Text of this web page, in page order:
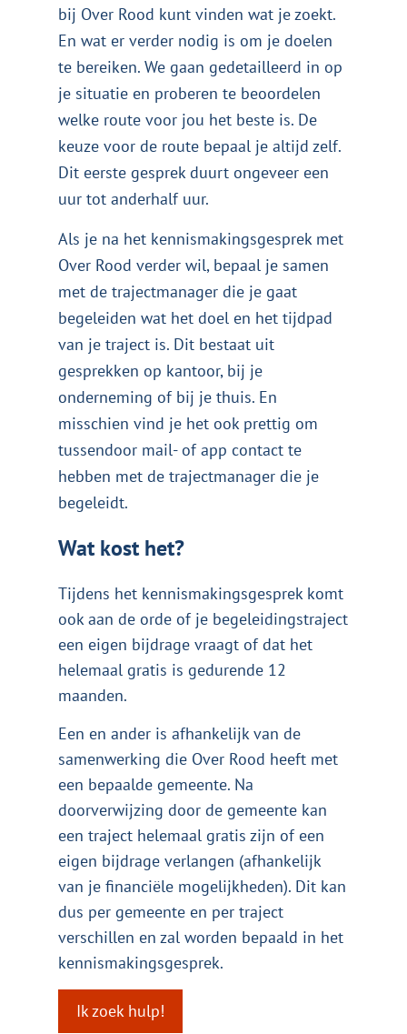
bij Over Rood kunt vinden wat je zoekt.
En wat er verder nodig is om je doelen
te bereiken. We gaan gedetailleerd in op
je situatie en proberen te beoordelen
welke route voor jou het beste is. De
keuze voor de route bepaal je altijd zelf.
Dit eerste gesprek duurt ongeveer een
uur tot anderhalf uur.
Als je na het kennismakingsgesprek met
Over Rood verder wil, bepaal je samen
met de trajectmanager die je gaat
begeleiden wat het doel en het tijdpad
van je traject is. Dit bestaat uit
gesprekken op kantoor, bij je
onderneming of bij je thuis. En
misschien vind je het ook prettig om
tussendoor mail- of app contact te
hebben met de trajectmanager die je
begeleidt.
Wat kost het?
Tijdens het kennismakingsgesprek komt
ook aan de orde of je begeleidingstraject
een eigen bijdrage vraagt of dat het
helemaal gratis is gedurende 12
maanden.
Een en ander is afhankelijk van de
samenwerking die Over Rood heeft met
een bepaalde gemeente. Na
doorverwijzing door de gemeente kan
een traject helemaal gratis zijn of een
eigen bijdrage verlangen (afhankelijk
van je financiële mogelijkheden). Dit kan
dus per gemeente en per traject
verschillen en zal worden bepaald in het
kennismakingsgesprek.
Ik zoek hulp!